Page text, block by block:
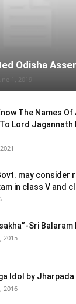
Odisha
June 1, 2019
The Names
Lord Jagannath
may consider
in class V and
Sri Balaram
2015
Idol by
2016